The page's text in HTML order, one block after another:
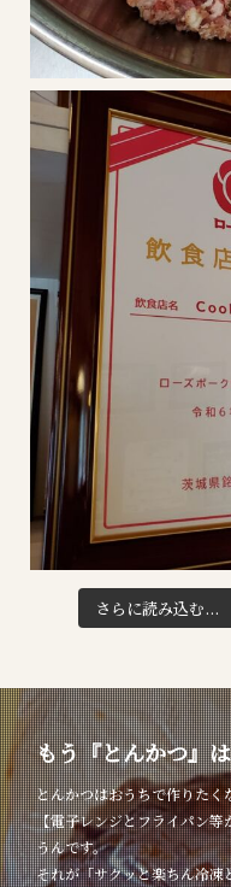
さらに読み込む...
もう『とんかつ』
とんかつはおうちで作りたく
【電子レンジとフライパン
うんです。
それが「サクッと楽ちん冷凍